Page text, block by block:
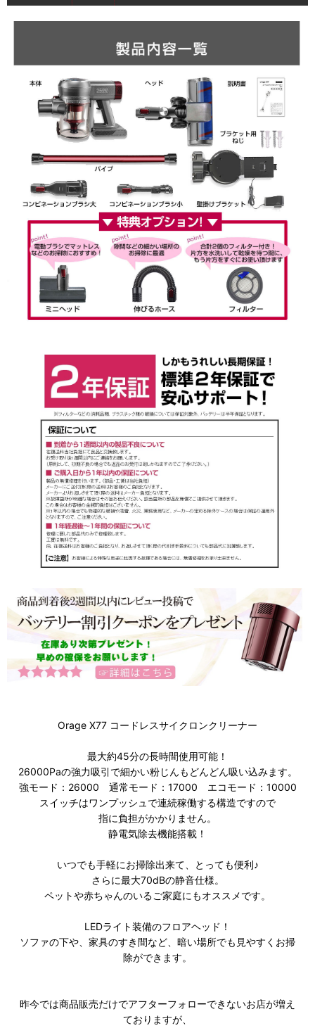
Orage X77 コードレスサイクロンクリーナー
最大約45分の長時間使用可能！
26000Paの強力吸引で細かい粉じんもどんどん吸い込みます。
強モード：26000 通常モード：17000 エコモード：10000
スイッチはワンプッシュで連続稼働する構造ですので
指に負担がかかりません。
静電気除去機能搭載！
いつでも手軽にお掃除出来て、とっても便利♪
さらに最大70dBの静音仕様。
ペットや赤ちゃんのいるご家庭にもオススメです。
LEDライト装備のフロアヘッド！
ソファの下や、家具のすき間など、暗い場所でも見やすくお掃
除ができます。
昨今では商品販売だけでアフターフォローできないお店が増え
ておりますが、